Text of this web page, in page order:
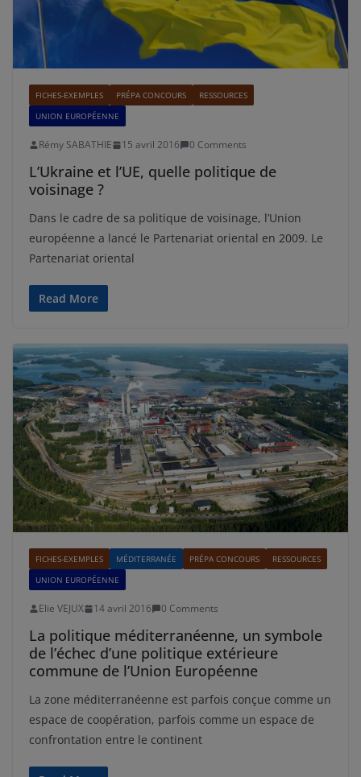
FICHES-EXEMPLES PRÉPA CONCOURS
RESSOURCES
UNION EUROPÉENNE
Rémy SABATHIE 15 avril 2016 0 Comments
L’Ukraine et l’UE, quelle politique de
voisinage ?
Dans le cadre de sa politique de voisinage, l’Union
européenne a lancé le Partenariat oriental en 2009. Le
Partenariat oriental
Read More
FICHES-EXEMPLES MÉDITERRANÉE PRÉPA CONCOURS
RESSOURCES
UNION EUROPÉENNE
Elie VEJUX 14 avril 2016 0 Comments
La politique méditerranéenne, un symbole
de l’échec d’une politique extérieure
commune de l’Union Européenne
La zone méditerranéenne est parfois conçue comme un
espace de coopération, parfois comme un espace de
confrontation entre le continent